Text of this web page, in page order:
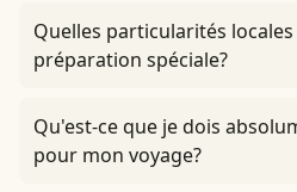
Quelles particularités
préparation spéciale?
Qu'est-ce que je dois
pour mon voyage?